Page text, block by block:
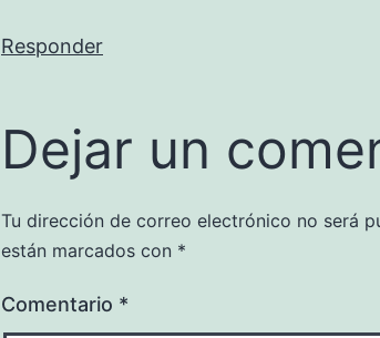
Responder
Dejar un
Tu dirección de correo electrónico no será
están marcados con *
Comentario *